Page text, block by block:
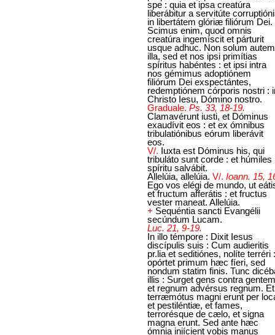
spe : quia et ipsa creatúra
liberábitur a servitúte
in libertátem glóriæ filiórum Dei.
Scimus enim, quod omnis
creatúra ingemíscit et párturit
usque adhuc. Non solum autem
illa, sed et nos ipsi primítias
spíritus habéntes : et ipsi intra
nos gémimus adoptiónem
filiórum Dei exspectántes,
redemptiónem córporis nostri :
Christo Iesu, Dómino nostro.
Graduale. Ps. 33, 18-19.
Clamavérunt iusti, et Dóminus
exaudívit eos : et ex ómnibus
tribulatiónibus eórum liberávit
eos.
V/. Iuxta est Dóminus his, qui
tribuláto sunt corde : et húmiles
spíritu salvábit.
Allelúia, allelúia. V/. Ioann. 15,
Ego vos elégi de mundo, ut
et fructum afferátis : et fructus
vester maneat. Allelúia.
+ Sequéntia sancti Evangélii
secúndum Lucam.
Luc. 21, 9-19.
In illo témpore : Dixit Iesus
discípulis suis : Cum audieritis
pr.lia et seditiónes, nolíte terréri :
opórtet primum hæc fíeri, sed
nondum statim finis. Tunc
illis : Surget gens contra
et regnum advérsus regnum. Et
terræmótus magni erunt per
et pestiléntiæ, et fames,
terrorésque de cælo, et signa
magna erunt. Sed ante hæc
ómnia iniícient vobis manus